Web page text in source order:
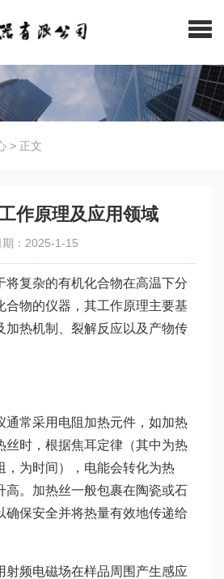
> 正文
作原理及应用领域
期：2025-1-15
将复杂的有机化合物在高温下分
合物的仪器，其工作原理主要基
加热机制、裂解反应以及产物传
通常采用电阻加热元件，如加热
丝时，根据焦耳定律（其中为热
，为时间），电能会转化为热
高。加热丝一般包裹在陶瓷或石
确保安全并将热量有效地传递给
射频电磁场在样品周围产生感应